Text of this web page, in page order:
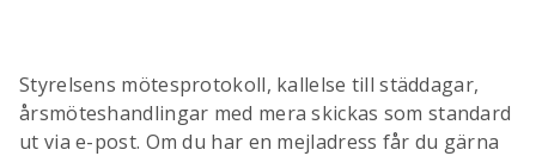
Styrelsens mötesprotokoll, kallelse till städdagar,
årsmöteshandlingar med mera skickas som standard
ut via e-post. Om du har en mejladress får du gärna